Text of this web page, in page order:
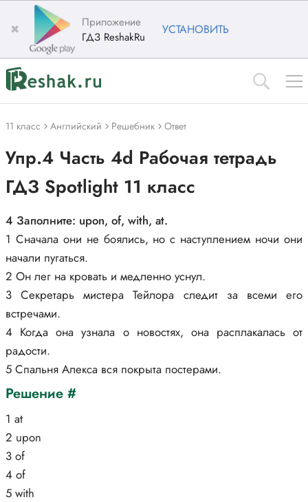
✖
Приложение
ГДЗ ReshakRu
УСТАНОВИТЬ
11 класс Английский Решебник Ответ
Упр.4 Часть 4d Рабочая тетрадь
ГДЗ Spotlight 11 класс
4 Заполните: upon, of, with, at.
1 Сначала они не боялись, но с наступлением ночи они
начали пугаться.
2 Он лег на кровать и медленно уснул.
3 Секретарь мистера Тейлора следит за всеми его
встречами.
4 Когда она узнала о новостях, она расплакалась от
радости.
5 Спальня Алекса вся покрыта постерами.
Решение #
1 at
2 upon
3 of
4 of
5 with